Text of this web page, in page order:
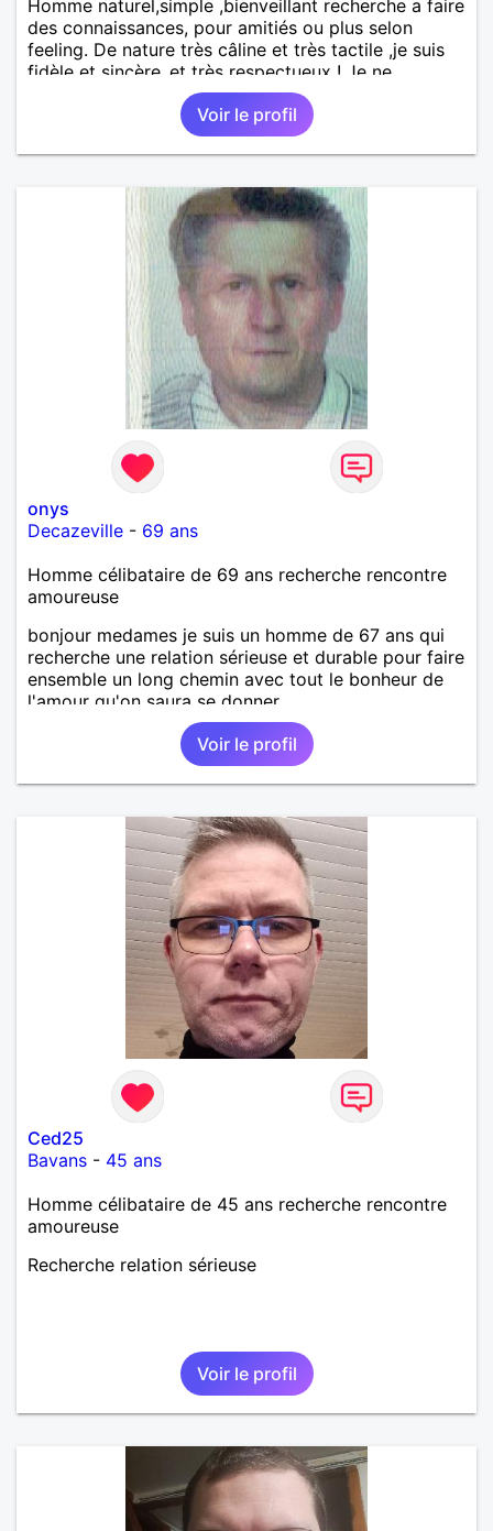
Homme naturel,simple ,bienveillant recherche a faire
des connaissances, pour amitiés ou plus selon
feeling. De nature très câline et très tactile ,je suis
fidèle et sincère.,et très respectueux ! Je ne
supporte pas le mensonge.Rien ne vaut une vraie
rencontre,pour échanger en toute simplicité,j'ai du
mal à prolonger des échanges virtuels Je suis plutôt
attiré par des femmes ayant la cinquantaine ,belles
naturellement ,sans fards ,ni excès A vous de jouer
Mesdames 😉
Voir le profil
onys
Decazeville - 69 ans
Homme célibataire de 69 ans recherche rencontre
amoureuse
bonjour medames je suis un homme de 67 ans qui
recherche une relation sérieuse et durable pour faire
ensemble un long chemin avec tout le bonheur de
l'amour qu'on saura se donner.
Voir le profil
Ced25
Bavans - 45 ans
Homme célibataire de 45 ans recherche rencontre
amoureuse
Recherche relation sérieuse
Voir le profil